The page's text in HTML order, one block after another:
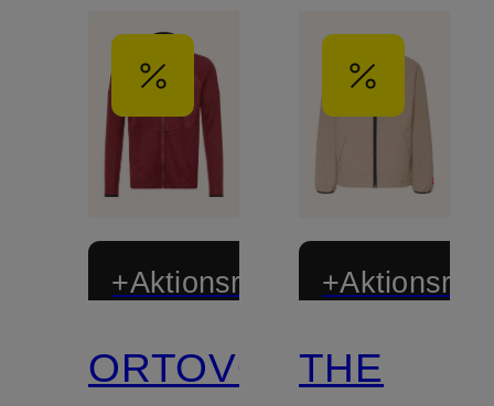
+Aktionsrabatt
ORTOVOX THE